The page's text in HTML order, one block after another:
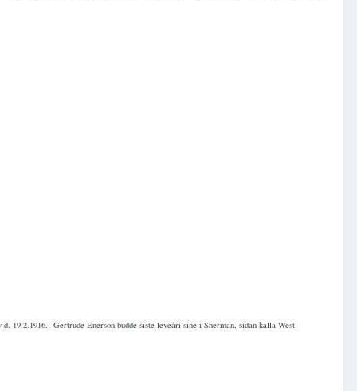
19.2.1916. Gertrude Enerson budde siste leveåri sine i Sherman, sidan kalla West